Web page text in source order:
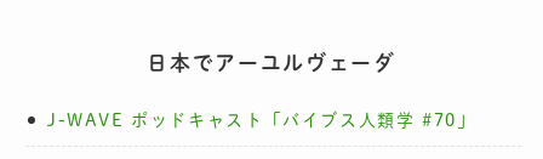
日本でアーユルヴェーダ
J-WAVE ポッドキャスト「バイブス人類学 #70」